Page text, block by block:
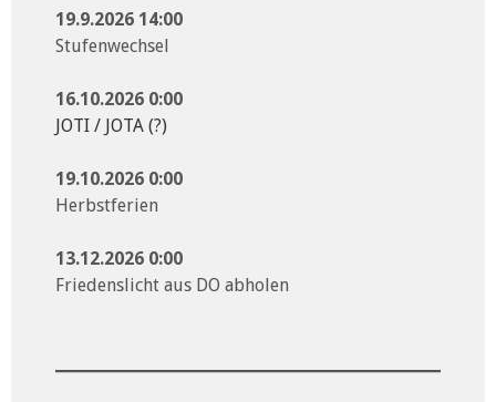
19.9.2026 14:00
Stufenwechsel
16.10.2026 0:00
JOTI / JOTA (?)
19.10.2026 0:00
Herbstferien
13.12.2026 0:00
Friedenslicht aus DO abholen